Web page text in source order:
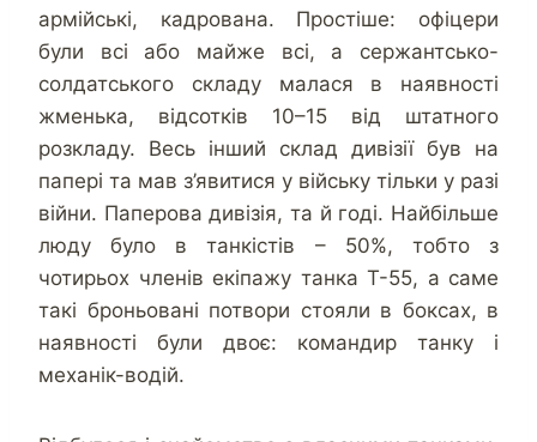
армійські, кадрована. Простіше: офіцери
були всі або майже всі, а сержантсько-
солдатського складу малася в наявності
жменька, відсотків 10–15 від штатного
розкладу. Весь інший склад дивізії був на
папері та мав з’явитися у війську тільки у разі
війни. Паперова дивізія, та й годі. Найбільше
люду було в танкістів – 50%, тобто з
чотирьох членів екіпажу танка Т-55, а саме
такі броньовані потвори стояли в боксах, в
наявності були двоє: командир танку і
механік-водій.